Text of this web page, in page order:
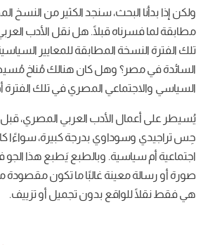
ولكن إذا بدأنا البحث، سنجد الكثير من النسخ
مطابقة لما فسرناه قبلًا. هل نقل الأدب
تلك الفترة النسخة المطابقة للمعايير
السائدة في مصر؟ وهل كان هنالك مُناخ
السياسي والاجتماعي المصري في تلك الفترة
يُسيطر على أعمال الأدب العربي المصري، قبل
حِس تراجيدي وسوداوي بدرجة كبيرة، سواءًا
اجتماعية أم سياسية. وبالطبع يَطبع هذا
صورة أو رسالة معينة غالبًا ما تكون مقصودة
هي فقط نقلًا للواقع بدون تجميل أو تزييف.